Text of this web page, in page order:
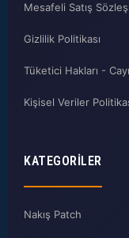
Mesafeli Satış
Gizlilik Politikası
Tüketici Hakları -
Kişisel Veriler
KATEGORILER
Nakış Patch